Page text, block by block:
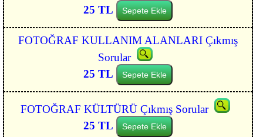
25 TL
Sepete Ekle
FOTOĞRAF KULLANIM ALANLARI Çıkmış
Sorular
25 TL
Sepete Ekle
FOTOĞRAF KÜLTÜRÜ Çıkmış Sorular
25 TL
Sepete Ekle